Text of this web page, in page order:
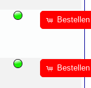
Bestellen
Bestellen